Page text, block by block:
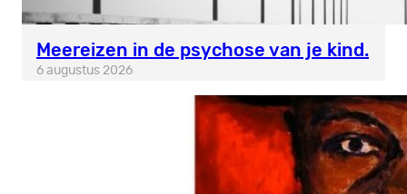
Meereizen in de psychose van je kind.
6 augustus 2026